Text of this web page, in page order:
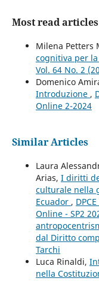
Most read
Milena Petters
cognitiva per
Vol. 64 No. 2
Domenico
Introduzione ,
Online 2-2024
Similar Articles
Laura
Arias, I diritti
culturale nella
Ecuador ,
Online - SP2
dal Diritto
Tarchi
Luca Rinaldi,
nella